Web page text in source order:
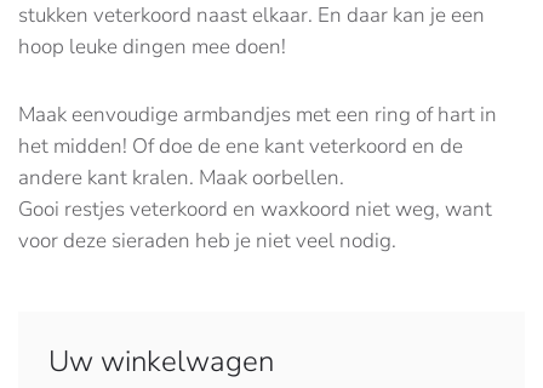
stukken veterkoord naast elkaar. En daar kan je een
hoop leuke dingen mee doen!
Maak eenvoudige armbandjes met een ring of hart in
het midden! Of doe de ene kant veterkoord en de
andere kant kralen. Maak oorbellen.
Gooi restjes veterkoord en waxkoord niet weg, want
voor deze sieraden heb je niet veel nodig.
Uw winkelwagen